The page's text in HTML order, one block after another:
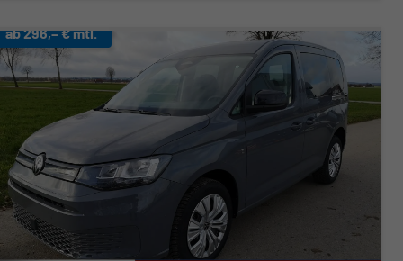
ab 296,– € mtl.